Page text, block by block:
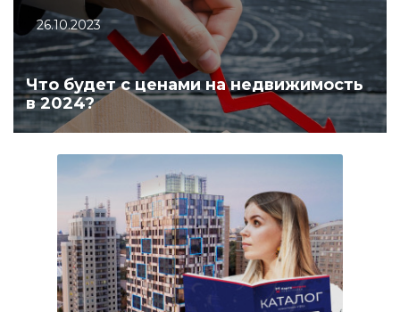
26.10.2023
Что будет с ценами на недвижимость
в 2024?